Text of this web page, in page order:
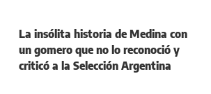
La insólita historia de Medina con
un gomero que no lo reconoció y
criticó a la Selección Argentina